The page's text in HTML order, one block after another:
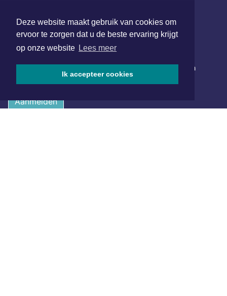
Deze website maakt gebruik van cookies om
ervoor te zorgen dat u de beste ervaring krijgt
op onze website Lees meer
Ik accepteer cookies
NIEUWSBRIEF AANMELDEN
Schrijf je in voor onze nieuwsbrief en krijg wekelijks een
samenvatting van alle gebeurtenissen uit jouw regio.
Aanmelden